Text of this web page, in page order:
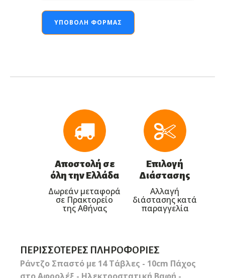
ΥΠΟΒΟΛΉ ΦΌΡΜΑΣ
Αποστολή σε
όλη την Ελλάδα
Δωρεάν μεταφορά
σε Πρακτορείο
της Αθήνας
Επιλογή
Διάστασης
Αλλαγή
διάστασης κατά
παραγγελία
ΠΕΡΙΣΣΌΤΕΡΕΣ ΠΛΗΡΟΦΟΡΊΕΣ
Ράντζο Σπαστό με 14 Τάβλες - 10cm Πάχος